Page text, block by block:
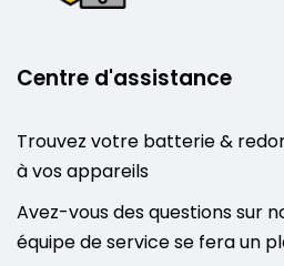
Centre d'assistance
Trouvez votre batterie &
à vos appareils
Avez-vous des questions sur
équipe de service se fera un